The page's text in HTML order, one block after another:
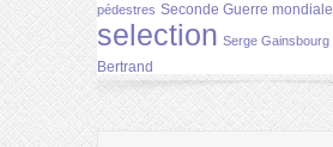
pédestres Seconde Guerre mondiale
selection Serge Gainsbourg
Bertrand